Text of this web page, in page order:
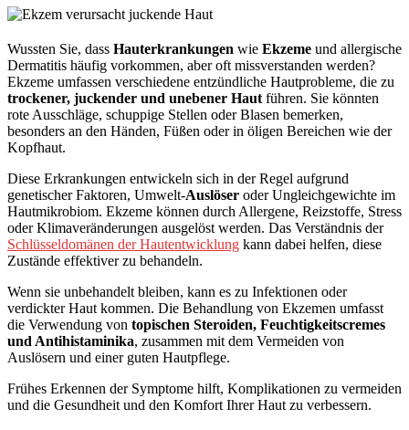
Wussten Sie, dass Hauterkrankungen wie Ekzeme und allergische
Dermatitis häufig vorkommen, aber oft missverstanden werden?
Ekzeme umfassen verschiedene entzündliche Hautprobleme, die zu
trockener, juckender und unebener Haut führen. Sie könnten
rote Ausschläge, schuppige Stellen oder Blasen bemerken,
besonders an den Händen, Füßen oder in öligen Bereichen wie der
Kopfhaut.
Diese Erkrankungen entwickeln sich in der Regel aufgrund
genetischer Faktoren, Umwelt-Auslöser oder Ungleichgewichte im
Hautmikrobiom. Ekzeme können durch Allergene, Reizstoffe, Stress
oder Klimaveränderungen ausgelöst werden. Das Verständnis der
Schlüsseldomänen der Hautentwicklung kann dabei helfen, diese
Zustände effektiver zu behandeln.
Wenn sie unbehandelt bleiben, kann es zu Infektionen oder
verdickter Haut kommen. Die Behandlung von Ekzemen umfasst
die Verwendung von topischen Steroiden, Feuchtigkeitscremes
und Antihistaminika, zusammen mit dem Vermeiden von
Auslösern und einer guten Hautpflege.
Frühes Erkennen der Symptome hilft, Komplikationen zu vermeiden
und die Gesundheit und den Komfort Ihrer Haut zu verbessern.